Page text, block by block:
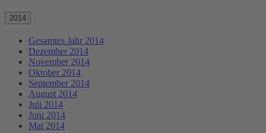
2014
Gesamtes Jahr 2014
Dezember 2014
November 2014
Oktober 2014
September 2014
August 2014
Juli 2014
Juni 2014
Mai 2014